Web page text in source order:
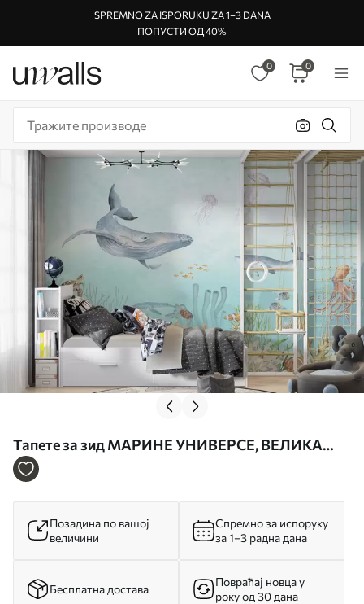
SPREMNO ZA ISPORUKU ZA 1–3 DANA
ПОПУСТИ ОД 40%
0 0
Тапете за зид МАРИНЕ УНИВЕРСЕ, ВЕЛИКА
ВХАЈИ, РИБЕ И КОРПЛЕ бр. u95446
Позадина по вашој
величини
Спремно за испоруку
за 1–3 радна дана
Бесплатна достава
Повраћај новца у
року од 30 дана